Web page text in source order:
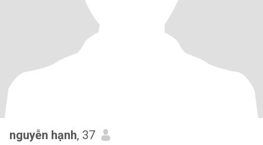
nguyễn hạnh, 37